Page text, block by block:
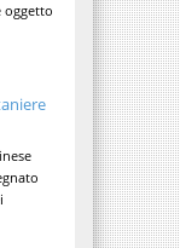
oggetto